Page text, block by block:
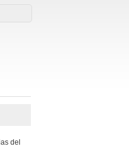
del